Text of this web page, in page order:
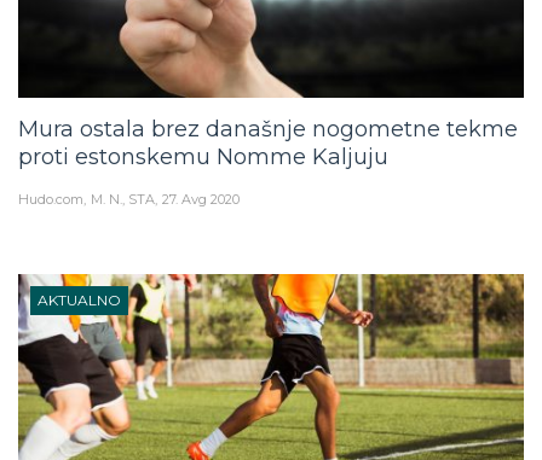
Mura ostala brez današnje nogometne tekme
proti estonskemu Nomme Kaljuju
Hudo.com M. N., STA 27. Avg 2020
AKTUALNO